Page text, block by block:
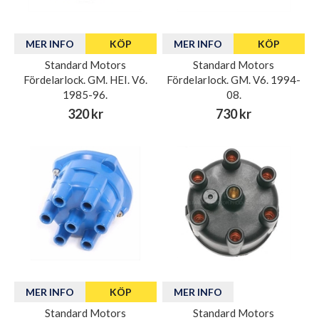
MER INFO KÖP
Standard Motors
Fördelarlock. GM. HEI. V6.
1985-96.
320 kr
MER INFO KÖP
Standard Motors
Fördelarlock. GM. V6. 1994-
08.
730 kr
MER INFO KÖP
Standard Motors
MER INFO
Standard Motors